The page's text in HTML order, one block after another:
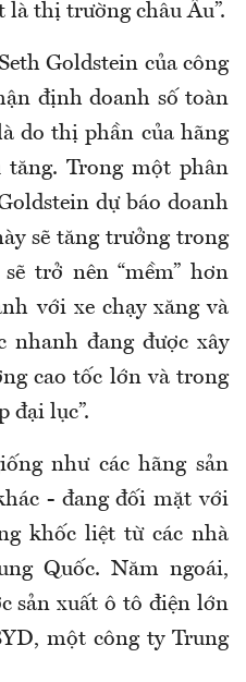
thị trường châu Âu”.
Goldstein của công
định doanh số toàn
do thị phần của hãng
Trong một phân
dự báo doanh
sẽ tăng trưởng trong
trở nên “mềm” hơn
với xe chạy xăng và
nhanh đang được xây
cao tốc lớn và trong
đại lục”.
như các hãng sản
- đang đối mặt với
khốc liệt từ các nhà
Quốc. Năm ngoái,
sản xuất ô tô điện lớn
một công ty Trung